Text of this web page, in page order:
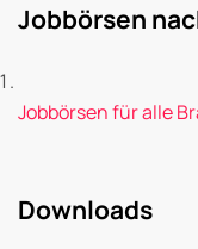
Jobbörsen
Jobbörsen für alle
Downloads